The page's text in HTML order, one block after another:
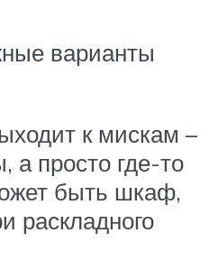
варианты
к мискам –
а просто где-то
быть шкаф,
раскладного